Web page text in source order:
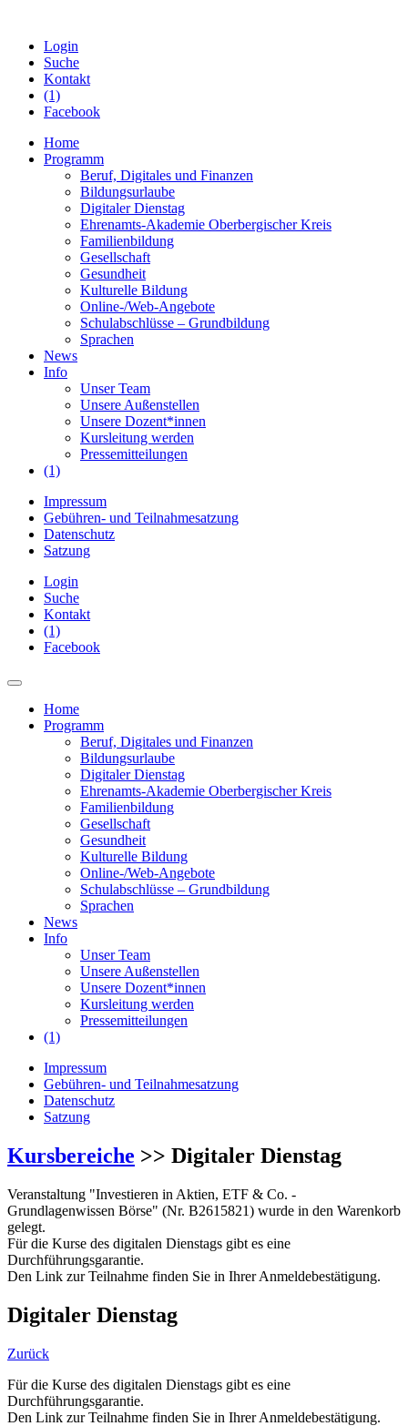
Login
Suche
Kontakt
(1)
Facebook
Home
Programm
Beruf, Digitales und Finanzen
Bildungsurlaube
Digitaler Dienstag
Ehrenamts-Akademie Oberbergischer Kreis
Familienbildung
Gesellschaft
Gesundheit
Kulturelle Bildung
Online-/Web-Angebote
Schulabschlüsse – Grundbildung
Sprachen
News
Info
Unser Team
Unsere Außenstellen
Unsere Dozent*innen
Kursleitung werden
Pressemitteilungen
(1)
Impressum
Gebühren- und Teilnahmesatzung
Datenschutz
Satzung
Login
Suche
Kontakt
(1)
Facebook
Home
Programm
Beruf, Digitales und Finanzen
Bildungsurlaube
Digitaler Dienstag
Ehrenamts-Akademie Oberbergischer Kreis
Familienbildung
Gesellschaft
Gesundheit
Kulturelle Bildung
Online-/Web-Angebote
Schulabschlüsse – Grundbildung
Sprachen
News
Info
Unser Team
Unsere Außenstellen
Unsere Dozent*innen
Kursleitung werden
Pressemitteilungen
(1)
Impressum
Gebühren- und Teilnahmesatzung
Datenschutz
Satzung
Kursbereiche >> Digitaler Dienstag
Veranstaltung "Investieren in Aktien, ETF & Co. -
Grundlagenwissen Börse" (Nr. B2615821) wurde in den Warenkorb
gelegt.
Für die Kurse des digitalen Dienstags gibt es eine
Durchführungsgarantie.
Den Link zur Teilnahme finden Sie in Ihrer Anmeldebestätigung.
Digitaler Dienstag
Zurück
Für die Kurse des digitalen Dienstags gibt es eine
Durchführungsgarantie.
Den Link zur Teilnahme finden Sie in Ihrer Anmeldebestätigung.